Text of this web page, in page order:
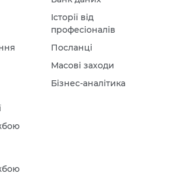
Історії від
професіоналів
Посланці
Масові заходи
Бізнес-аналітика